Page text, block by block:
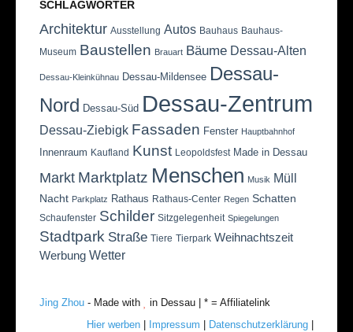
SCHLAGWÖRTER
Architektur Ausstellung Autos Bauhaus Bauhaus-
Museum Baustellen Brauart Bäume Dessau-Alten
Dessau-Kleinkühnau Dessau-Mildensee Dessau-
Nord Dessau-Süd Dessau-Zentrum
Dessau-Ziebigk Fassaden Fenster Hauptbahnhof
Innenraum Kaufland Kunst Leopoldsfest Made in Dessau
Markt Marktplatz Menschen Musik Müll
Nacht Parkplatz Rathaus Rathaus-Center Regen Schatten
Schaufenster Schilder Sitzgelegenheit Spiegelungen
Stadtpark Straße Tiere Tierpark Weihnachtszeit
Werbung Wetter
Jing Zhou - Made with
in Dessau | * = Affiliatelink
Hier werben
Impressum Datenschutzerklärung